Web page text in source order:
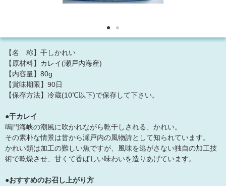
【名 称】干しかれい
【原材料】カレイ(瀬戸内海産)
【内容量】80g
【賞味期限】90日
【保存方法】冷蔵(10℃以下)で保存して下さい。
●干カレイ
鳴門海峡の潮風に吹かれながら乾干しされる、かれい。
その素朴な情景は昔から瀬戸内の風物詩として知られています。
かれい類は加工の難しい魚ですが、風味を逃がさない独自の加工技
術で乾燥させ、甘くて香ばしい味わいを造りあげています。
●おすすめのお召し上がり方